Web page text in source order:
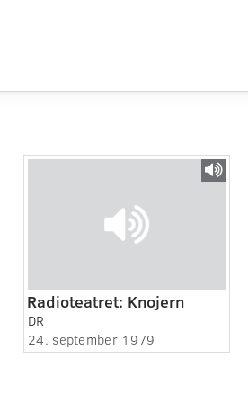
Radioteatret: Knojern
DR
24. september 1979